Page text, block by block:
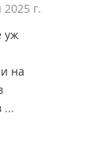
г.
уж
на
...